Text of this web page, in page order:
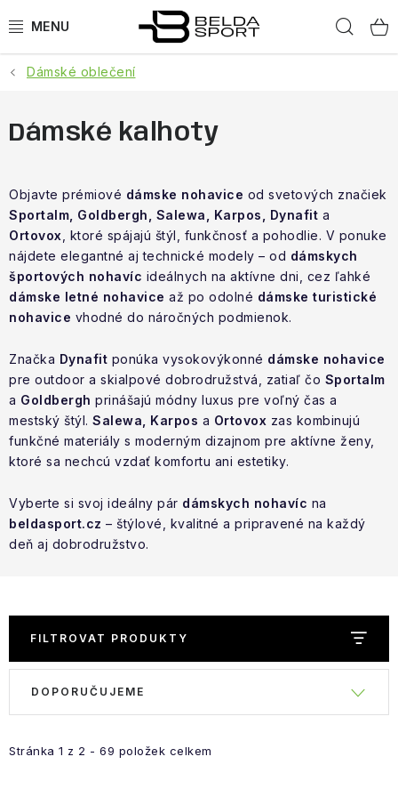
na
SPORTY
BĚH
BOGNER
OBLEČENÍ
DOPLŇKY
VÝPRODEJ
NAŠE SLUŽBY
NOVÝ IMPORT
LETNÍ SPORTY
Dámské oblečení
Dámské kalhoty
Objavte prémiové dámske nohavice od svetových značiek
Sportalm, Goldbergh, Salewa, Karpos, Dynafit a
Ortovox , ktoré spájajú štýl, funkčnosť a pohodlie. V ponuke
nájdete elegantné aj technické modely – od dámskych
športových nohavíc ideálnych na aktívne dni, cez ľahké
dámske letné nohavice až po odolné dámske turistické
nohavice vhodné do náročných podmienok.
Značka Dynafit ponúka vysokovýkonné dámske nohavice
pre outdoor a skialpové dobrodružstvá, zatiaľ čo Sportalm
a Goldbergh prinášajú módny luxus pre voľný čas a
mestský štýl. Salewa, Karpos a Ortovox zas kombinujú
funkčné materiály s moderným dizajnom pre aktívne ženy,
ktoré sa nechcú vzdať komfortu ani estetiky.
Vyberte si svoj ideálny pár dámskych nohavíc na
beldasport.cz – štýlové, kvalitné a pripravené na každý
deň aj dobrodružstvo.
FILTROVAT PRODUKTY
ý
i
Stránka 1 z 2 - 69 položek celkem
e
DOPORUČUJEME